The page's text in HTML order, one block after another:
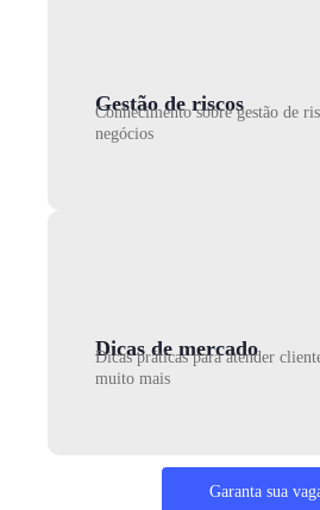
Gestão de riscos
Conhecimento sobre gestão de
negócios
Dicas de mercado
Dicas práticas para atender
muito mais
Garanta sua